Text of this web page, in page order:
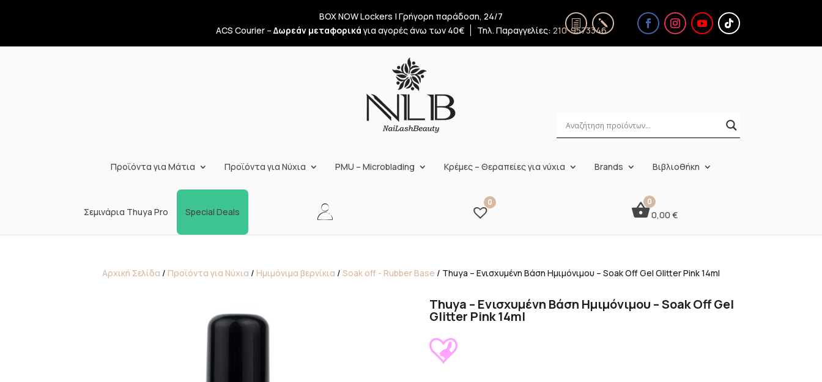
BOX NOW Lockers | Γρήγορη παράδοση, 24/7
ACS Courier – Δωρεάν μεταφορικά για αγορές άνω των 40€ Τηλ. Παραγγελίες: 210-9573346
Προϊόντα για Μάτια Προϊόντα για Νύχια PMU – Microblading Κρέμες – Θεραπείες για νύχια Brands Βιβλιοθήκη
Σεμινάρια Thuya Pro Special Deals
0
0,00 €
Αρχική Σελίδα / Προϊόντα για Νύχια / Ημιμόνιμα βερνίκια / Soak off - Rubber Base / Thuya – Ενισχυμένη Βάση Ημιμόνιμου – Soak Off Gel Glitter Pink 14ml
Thuya – Ενισχυμένη Βάση Ημιμόνιμου – Soak Off Gel
Glitter Pink 14ml